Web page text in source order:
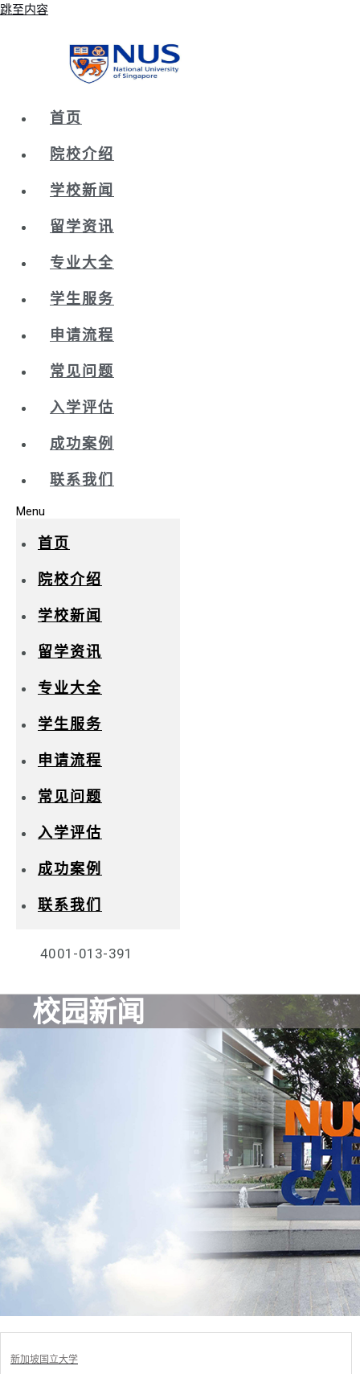
跳至内容
首页
院校介绍
学校新闻
留学资讯
专业大全
学生服务
申请流程
常见问题
入学评估
成功案例
联系我们
Menu
首页
院校介绍
学校新闻
留学资讯
专业大全
学生服务
申请流程
常见问题
入学评估
成功案例
联系我们
4001-013-391
校园新闻
新加坡国立大学